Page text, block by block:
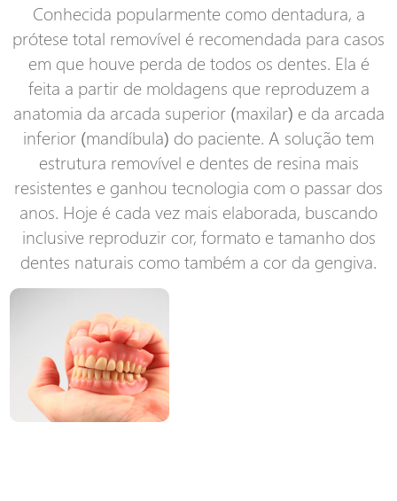
Conhecida popularmente como dentadura, a
prótese total removível é recomendada para casos
em que houve perda de todos os dentes. Ela é
feita a partir de moldagens que reproduzem a
anatomia da arcada superior (maxilar) e da arcada
inferior (mandíbula) do paciente. A solução tem
estrutura removível e dentes de resina mais
resistentes e ganhou tecnologia com o passar dos
anos. Hoje é cada vez mais elaborada, buscando
inclusive reproduzir cor, formato e tamanho dos
dentes naturais como também a cor da gengiva.